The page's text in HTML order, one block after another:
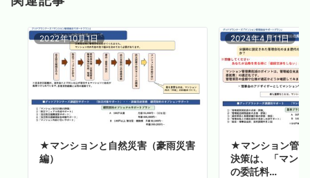
2022年10月1日
★マンションと自然災害（豪雨災害
編）
2024年4月11日
★マンション管
決策は、「マン
の委託料…